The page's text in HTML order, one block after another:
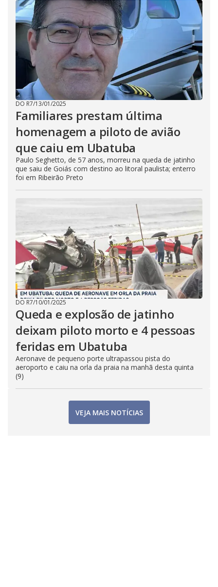
DO R7/13/01/2025
Familiares prestam última
homenagem a piloto de avião
que caiu em Ubatuba
Paulo Seghetto, de 57 anos, morreu na queda de jatinho
que saiu de Goiás com destino ao litoral paulista; enterro
foi em Ribeirão Preto
DO R7/10/01/2025
Queda e explosão de jatinho
deixam piloto morto e 4 pessoas
feridas em Ubatuba
Aeronave de pequeno porte ultrapassou pista do
aeroporto e caiu na orla da praia na manhã desta quinta
(9)
VEJA MAIS NOTÍCIAS